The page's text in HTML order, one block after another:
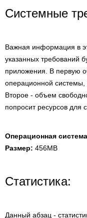
Системные
Важная информация в
указанных требований
приложения. В первую
операционной системы,
Второе - объем
попросит ресурсов для
Операционная
Размер: 456MB
Статистика:
Данный абзац -